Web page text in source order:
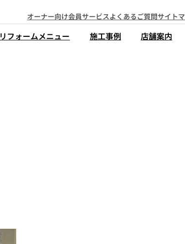
オーナー向け会員サービスよくあるご質問サイトマ
リフォームメニュー 施工事例 店舗案内